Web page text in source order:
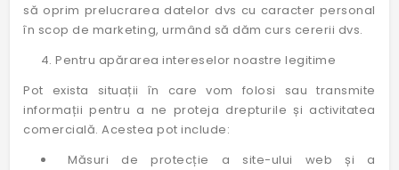
să oprim prelucrarea datelor dvs cu caracter personal
în scop de marketing, urmând să dăm curs cererii dvs.
Pentru apărarea intereselor noastre legitime
Pot exista situații în care vom folosi sau transmite
informații pentru a ne proteja drepturile și activitatea
comercială. Acestea pot include:
Măsuri de protecție a site-ului web și a